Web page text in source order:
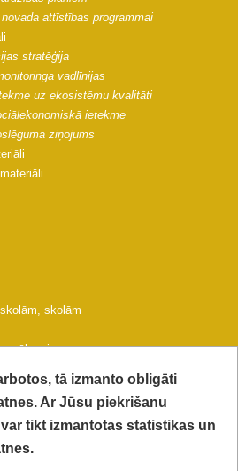
attīstības programmai
stratēģija
vadlīnijas
uz ekosistēmu kvalitāti
ietekme
ziņojums
skolām
tā izmanto obligāti
Ar Jūsu piekrišanu
tikt izmantotas statistikas un